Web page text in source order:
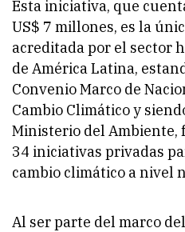
Esta iniciativa, que
US$ 7 millones, es la
acreditada por el sector
de América Latina,
Convenio Marco de
Cambio Climático y
Ministerio del Ambiente,
34 iniciativas privadas
cambio climático a nivel
Al ser parte del marco